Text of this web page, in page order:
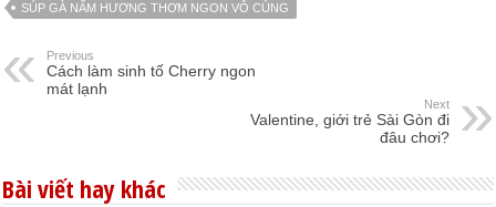
SÚP GÀ NẤM HƯƠNG THƠM NGON VÔ CÙNG
Previous
Cách làm sinh tố Cherry ngon
mát lạnh
Next
Valentine, giới trẻ Sài Gòn đi
đâu chơi?
Bài viết hay khác